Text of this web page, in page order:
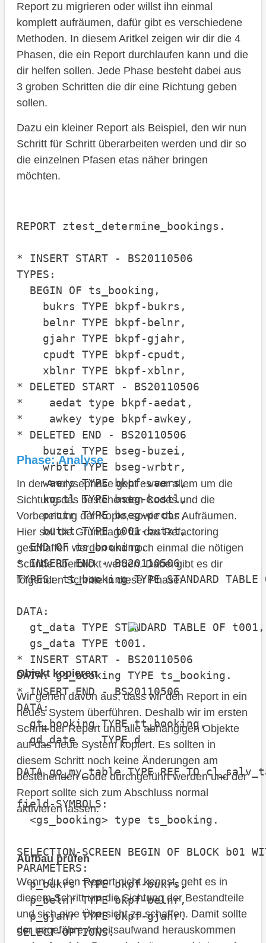
Fazit
Report zu migrieren oder willst ihn einmal
komplett aufräumen, dafür gibt es verschiedene
Methoden. In diesem Aritkel zeigen wir dir die 4
Phasen, die ein Report durchlaufen kann und die
dir helfen sollen. Jede Phase besteht dabei aus
3 groben Schritten die dir eine Richtung geben
sollen.
Dazu ein kleiner Report als Beispiel, den wir nun
Schritt für Schritt überarbeiten werden und dir so
die einzelnen Pfasen etas näher bringen
möchten.
REPORT ztest_determine_bookings.
* INSERT START - BS20110506
TYPES:
BEGIN OF ts_booking,
bukrs TYPE bkpf-bukrs,
belnr TYPE bkpf-belnr,
gjahr TYPE bkpf-gjahr,
cpudt TYPE bkpf-cpudt,
xblnr TYPE bkpf-xblnr,
* DELETED START - BS20110506
*    aedat type bkpf-aedat,
*    awkey type bkpf-awkey,
* DELETED END - BS20110506
buzei TYPE bseg-buzei,
wrbtr TYPE bseg-wrbtr,
waers TYPE bkpf-waers,
kostl TYPE bseg-kostl,
prctr TYPE bseg-prctr,
butxt TYPE t001-butxt,
END OF ts_booking.
* INSERT END - BS20110506
TYPES: tt_booking TYPE STANDARD
DATA:
gt_data TYPE STANDARD TABLE OF t001,
gs_data TYPE t001.
* INSERT START - BS20110506
DATA: gs_booking TYPE ts_booking.
* INSERT END - BS20110506
DATA:
gt_booking TYPE tt_booking,
gd_date    TYPE d.
DATA go_my_table TYPE REF TO
field-SYMBOLS:
<gs_booking> type ts_booking.
SELECTION-SCREEN BEGIN OF BLOCK b01
PARAMETERS:
p_bukrs TYPE bkpf-bukrs,
p_belnr TYPE bkpf-belnr,
p_gjahr TYPE bkpf-gjahr.
SELECT-OPTIONS:
Phase: Analyse
In der Analysephase geht es vor allem um die
Sichtung des bestehenden Codes und die
Vorbereitung der Kopie, sowie das Aufräumen.
Hier soll die Grundlage für das Refactoring
geschaffen werden und noch einmal die nötigen
Schritte überblickt werden. Dabei gibt es dir
folgenden Schritte in dieser Phase:
Objekt kopieren
Wir gehen davon aus, dass wir den Report in ein
neues System überführen. Deshalb wir im ersten
Schritt der Report und alle abhängigen Objekte
auf das neue System kopiert. Es sollten in
diesem Schritt noch keine Änderungen am
bestehenden Code durchgeführt werden und der
Report sollte sich zum Abschluss normal
aktivieren lassen.
Aufbau prüfen
Wenn du den Report nicht kennst, geht es in
diesem Schritt um die Sichtung der Bestandteile
und sich eine Übersicht zu schaffen. Damit sollte
der ungefähre Arbeitsaufwand herauskommen